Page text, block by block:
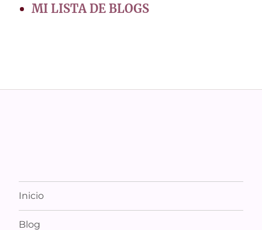
MI LISTA DE BLOGS
Inicio
Blog